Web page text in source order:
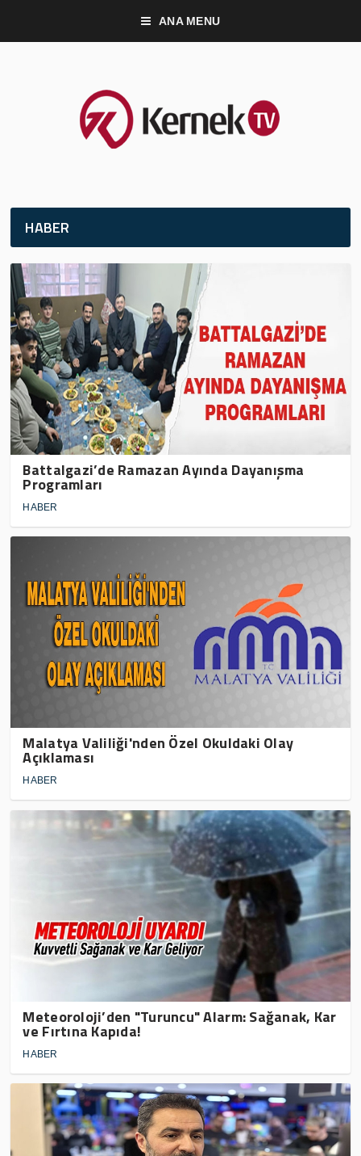
ANA MENU
HABER
Battalgazi’de Ramazan Ayında Dayanışma
Programları
HABER
Malatya Valiliği'nden Özel Okuldaki Olay
Açıklaması
HABER
Meteoroloji’den "Turuncu" Alarm: Sağanak, Kar
ve Fırtına Kapıda!
HABER